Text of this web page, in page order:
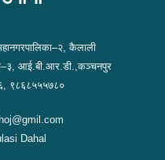
कैलाली
आई.बी.आर.डी.,कञ्चनपुर
९८६८५५५७८०
Dahal